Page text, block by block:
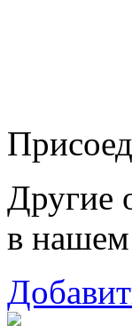
Другие
в